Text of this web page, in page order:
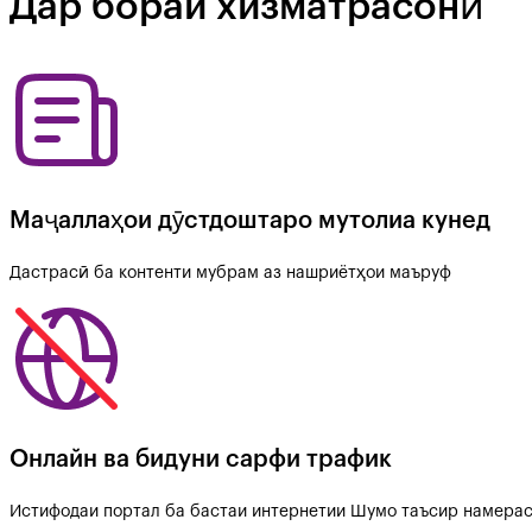
Дар бораи хизматрасонӣ
Маҷаллаҳои дӯстдоштаро мутолиа кунед
Дастрасӣ ба контенти мубрам аз нашриётҳои маъруф
Онлайн ва бидуни сарфи трафик
Истифодаи портал ба бастаи интернетии Шумо таъсир